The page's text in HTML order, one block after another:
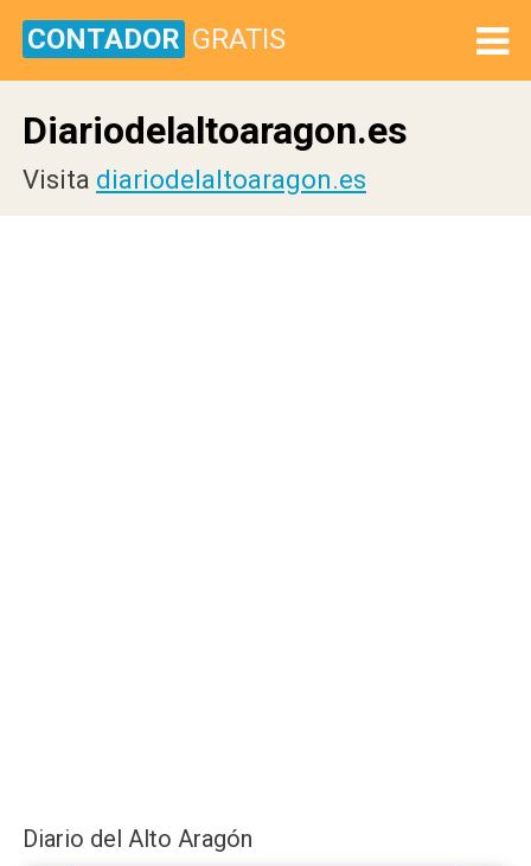
CONTADOR GRATIS
Diariodelaltoaragon.es
Visita diariodelaltoaragon.es
Diario del Alto Aragón